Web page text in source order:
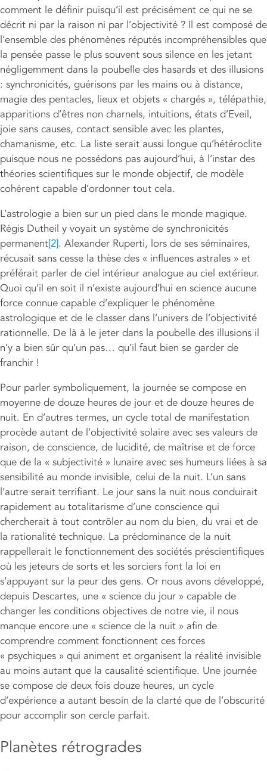
comment le définir puisqu’il est précisément ce qui ne se
décrit ni par la raison ni par l’objectivité ? Il est composé de
l’ensemble des phénomènes réputés incompréhensibles que
la pensée passe le plus souvent sous silence en les jetant
négligemment dans la poubelle des hasards et des illusions
: synchronicités, guérisons par les mains ou à distance,
magie des pentacles, lieux et objets « chargés », télépathie,
apparitions d’êtres non charnels, intuitions, états d’Eveil,
joie sans causes, contact sensible avec les plantes,
chamanisme, etc. La liste serait aussi longue qu’hétéroclite
puisque nous ne possédons pas aujourd’hui, à l’instar des
théories scientifiques sur le monde objectif, de modèle
cohérent capable d’ordonner tout cela.
L’astrologie a bien sur un pied dans le monde magique.
Régis Dutheil y voyait un système de synchronicités
permanent[2]. Alexander Ruperti, lors de ses séminaires,
récusait sans cesse la thèse des « influences astrales » et
préférait parler de ciel intérieur analogue au ciel extérieur.
Quoi qu’il en soit il n’existe aujourd’hui en science aucune
force connue capable d’expliquer le phénomène
astrologique et de le classer dans l’univers de l’objectivité
rationnelle. De là à le jeter dans la poubelle des illusions il
n’y a bien sûr qu’un pas… qu’il faut bien se garder de
franchir !
Pour parler symboliquement, la journée se compose en
moyenne de douze heures de jour et de douze heures de
nuit. En d’autres termes, un cycle total de manifestation
procède autant de l’objectivité solaire avec ses valeurs de
raison, de conscience, de lucidité, de maîtrise et de force
que de la « subjectivité » lunaire avec ses humeurs liées à sa
sensibilité au monde invisible, celui de la nuit. L’un sans
l’autre serait terrifiant. Le jour sans la nuit nous conduirait
rapidement au totalitarisme d’une conscience qui
chercherait à tout contrôler au nom du bien, du vrai et de
la rationalité technique. La prédominance de la nuit
rappellerait le fonctionnement des sociétés préscientifiques
où les jeteurs de sorts et les sorciers font la loi en
s’appuyant sur la peur des gens. Or nous avons développé,
depuis Descartes, une « science du jour » capable de
changer les conditions objectives de notre vie, il nous
manque encore une « science de la nuit » afin de
comprendre comment fonctionnent ces forces
« psychiques » qui animent et organisent la réalité invisible
au moins autant que la causalité scientifique. Une journée
se compose de deux fois douze heures, un cycle
d’expérience a autant besoin de la clarté que de l’obscurité
pour accomplir son cercle parfait.
Planètes rétrogrades